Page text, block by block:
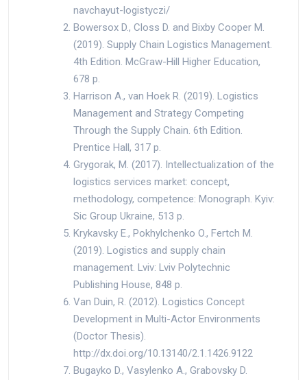
navchayut-logistyczi/
Bowersox D., Closs D. and Bixby Cooper M.
(2019). Supply Chain Logistics Management.
4th Edition. McGraw-Hill Higher Education,
678 p.
Harrison A., van Hoek R. (2019). Logistics
Management and Strategy Competing
Through the Supply Chain. 6th Edition.
Prentice Hall, 317 p.
Grygorak, M. (2017). Intellectualization of the
logistics services market: concept,
methodology, competence: Monograph. Kyiv:
Sic Group Ukraine, 513 p.
Krykavsky E., Pokhylchenko O., Fertch M.
(2019). Logistics and supply chain
management. Lviv: Lviv Polytechnic
Publishing House, 848 p.
Van Duin, R. (2012). Logistics Concept
Development in Multi-Actor Environments
(Doctor Thesis).
http://dx.doi.org/10.13140/2.1.1426.9122
Bugayko D., Vasylenko A., Grabovsky D.